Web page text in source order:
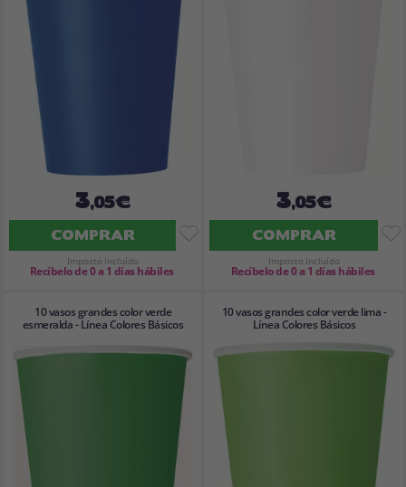
3,05€
COMPRAR
Imposto Incluído
Recíbelo de 0 a 1 días hábiles
3,05€
COMPRAR
Imposto Incluído
Recíbelo de 0 a 1 días hábiles
10 vasos grandes color verde
esmeralda - Línea Colores Básicos
10 vasos grandes color verde lima -
Línea Colores Básicos